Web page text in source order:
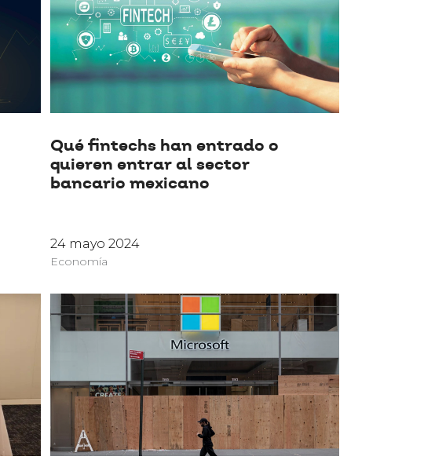
Qué fintechs han entrado o
quieren entrar al sector
bancario mexicano
24 mayo 2024
Economía